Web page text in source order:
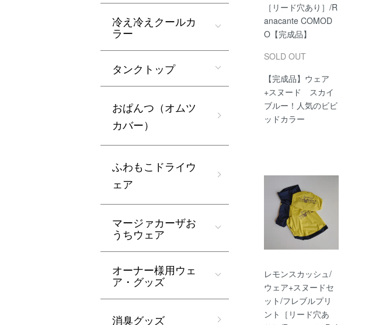
［リード穴あり］/R
anacante COMOD
O【完成品】
SOLD OUT
【完成品】ウェア
+スヌード スカイ
ブルー！人気のビビ
ッドカラー
レモンスカッシュ/
ウェア+スヌードセ
ット/フレブルプリ
ント［リード穴あ
冷え冷えクールカ
ラー
タンクトップ
おぱんつ（オムツ
カバー）
ふわもこドライウ
ェア
マージァカーザお
うちウェア
オーナー様用ウェ
ア・グッズ
消臭グッズ